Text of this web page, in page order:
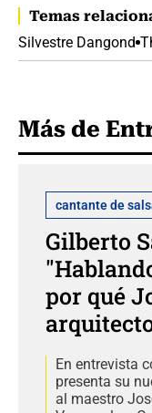
Temas
Silvestre Dangond
Más de
cantante de
Gilberto
por qué
En entrevista
presenta su
al maestro